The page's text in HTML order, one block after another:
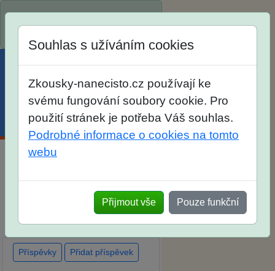
Menu Účet Košík
po skutečných přijímacích
zkouškách
Souhlas s užíváním cookies
Zkousky-nanecisto.cz používají ke
svému fungování soubory cookie. Pro
použití stránek je potřeba Váš souhlas.
Podrobné informace o cookies na tomto
webu
Přijmout vše Pouze funkční
Příspěvky Přidat příspěvek